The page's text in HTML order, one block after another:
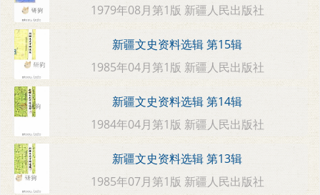
1979年08月第1版 新疆人民出版社
新疆文史资料选辑 第15辑
1985年04月第1版 新疆人民出版社
新疆文史资料选辑 第14辑
1984年04月第1版 新疆人民出版社
新疆文史资料选辑 第13辑
1985年07月第1版 新疆人民出版社